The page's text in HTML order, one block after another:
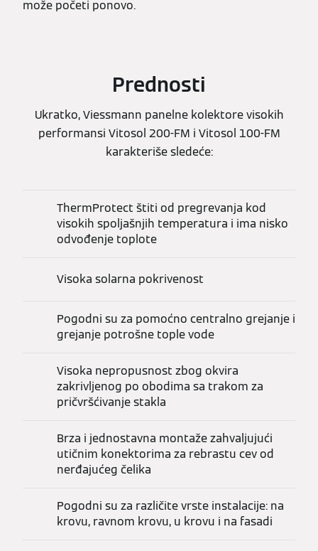
može početi ponovo.
Prednosti
Ukratko, Viessmann panelne kolektore visokih
performansi Vitosol 200-FM i Vitosol 100-FM
karakteriše sledeće:
ThermProtect štiti od pregrevanja kod
visokih spoljašnjih temperatura i ima nisko
odvođenje toplote
Visoka solarna pokrivenost
Pogodni su za pomoćno centralno grejanje i
grejanje potrošne tople vode
Visoka nepropusnost zbog okvira
zakrivljenog po obodima sa trakom za
pričvršćivanje stakla
Brza i jednostavna montaže zahvaljujući
utičnim konektorima za rebrastu cev od
nerđajućeg čelika
Pogodni su za različite vrste instalacije: na
krovu, ravnom krovu, u krovu i na fasadi